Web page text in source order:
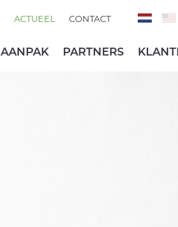
AANPAK PARTNERS
ACTUEEL CONTACT